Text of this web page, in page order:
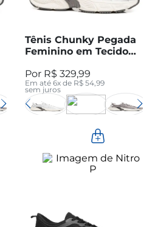
Tênis Chunky Pegada
Feminino em Tecido
R$ 329,99
Em até 6x de R$ 54,99
sem juros